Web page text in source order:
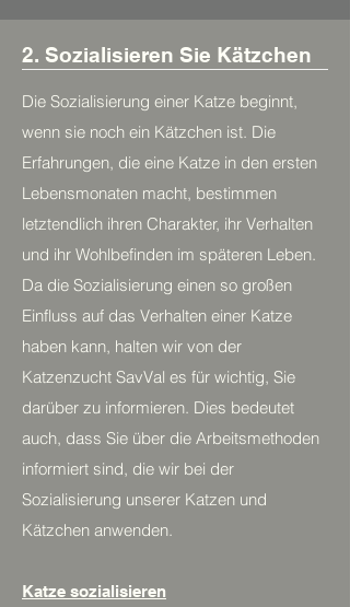
2. Sozialisieren Sie Kätzchen
Die Sozialisierung einer Katze beginnt,
wenn sie noch ein Kätzchen ist. Die
Erfahrungen, die eine Katze in den ersten
Lebensmonaten macht, bestimmen
letztendlich ihren Charakter, ihr Verhalten
und ihr Wohlbefinden im späteren Leben.
Da die Sozialisierung einen so großen
Einfluss auf das Verhalten einer Katze
haben kann, halten wir von der
Katzenzucht SavVal es für wichtig, Sie
darüber zu informieren. Dies bedeutet
auch, dass Sie über die Arbeitsmethoden
informiert sind, die wir bei der
Sozialisierung unserer Katzen und
Kätzchen anwenden.
Katze sozialisieren